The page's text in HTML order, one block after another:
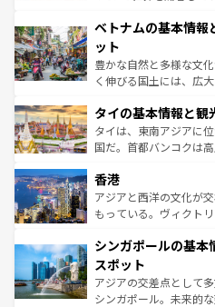
参照してほしい。
容にもいいと評判のス
照してほしい。
き、地方に足を延ばせ
できる。そして、キム
まで、さまざまな韓国
らではのナイトライフ
わっ
覧 を参照してほしい。
ベトナムの基本情報
ット
豊かな自然と多様な文
く伸びる国土には、広
急速な発展と共に伝統
ーチミン市のフランス
醸し出している。また
とつ。フォーやバイン
ひ現地で味わいたい。
が旅行者を迎えてくれ
参照してほしい。
タイの基本情報と観
タイは、東南アジアに
国だ。首都バンコクは
の活気が交差している
帯で自然と触れ合い、
いビーチでリゾート気
激する。気候は一年中
が待っている。親しみ
た文化、そして多様な
ける。 なお、新着の
香港
アジアと西洋の文化が
もっている。ヴィクト
み、どこを訪れても感
ており、効率よく見ど
うな絶景から文化的な
そう。 なお、新着の
シンガポールの基本
スポット
アジアの交差点として
シンガポール。未来的